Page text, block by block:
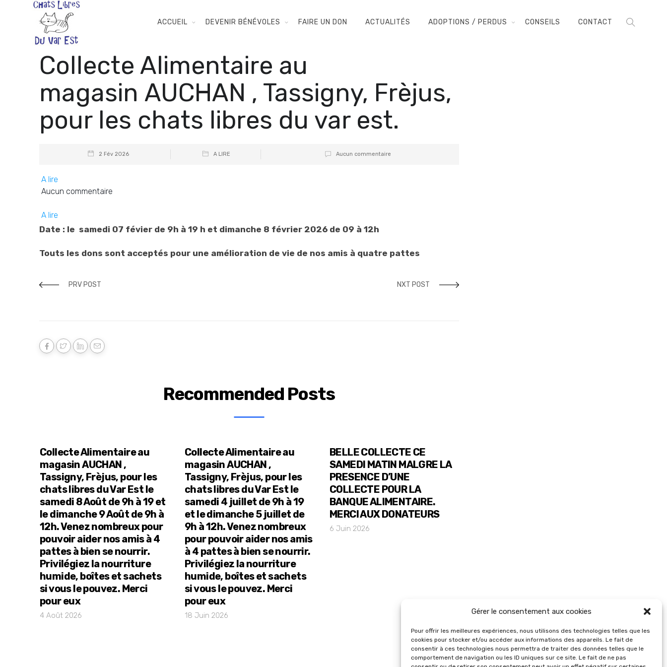
Gérer le consentement aux cookies
Pour offrir les meilleures expériences, nous utilisons des technologies telles que les
cookies pour stocker et/ou accéder aux informations des appareils. Le fait de
consentir à ces technologies nous permettra de traiter des données telles que le
comportement de navigation ou les ID uniques sur ce site. Le fait de ne pas
ACCUEIL DEVENIR BÉNÉVOLES FAIRE UN DON ACTUALITÉS ADOPTIONS / PERDUS CONSEILS CONTACT
Collecte Alimentaire au
magasin AUCHAN , Tassigny, Frèjus,
pour les chats libres du var est.
2 Fév 2026 A LIRE Aucun commentaire
A lire
Aucun commentaire
A lire
Date : le samedi 07 févier de 9h à 19 h et dimanche 8 février 2026 de 09 à 12h
Touts les dons sont acceptés pour une amélioration de vie de nos amis à quatre pattes
PRV POST NXT POST
Recommended Posts
Collecte Alimentaire au
magasin AUCHAN ,
Tassigny, Frèjus, pour les
chats libres du Var Est le
samedi 8 Août de 9h à 19 et
le dimanche 9 Août de 9h à
12h. Venez nombreux pour
pouvoir aider nos amis à 4
pattes à bien se nourrir.
Privilégiez la nourriture
humide, boîtes et sachets
si vous le pouvez. Merci
pour eux
4 Août 2026
Collecte Alimentaire au
magasin AUCHAN ,
Tassigny, Frèjus, pour les
chats libres du Var Est le
samedi 4 juillet de 9h à 19
et le dimanche 5 juillet de
9h à 12h. Venez nombreux
pour pouvoir aider nos amis
à 4 pattes à bien se nourrir.
Privilégiez la nourriture
humide, boîtes et sachets
si vous le pouvez. Merci
pour eux
18 Juin 2026
BELLE COLLECTE CE
SAMEDI MATIN MALGRE LA
PRESENCE D’UNE
COLLECTE POUR LA
BANQUE ALIMENTAIRE.
MERCI AUX DONATEURS
6 Juin 2026